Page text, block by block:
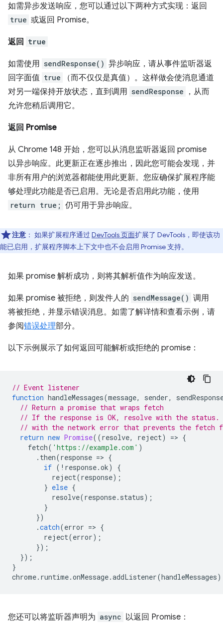
如需异步发送响应，您可以通过以下两种方式实现：返回
true 或返回 Promise。
返回 true
如需使用 sendResponse() 异步响应，请从事件监听器返
回字面值 true
（而不仅仅是真值）。这样做会使消息通道
对另一端保持开放状态，直到调用 sendResponse
，从而
允许您稍后调用它。
返回 Promise
从 Chrome 148 开始，您可以从消息监听器返回 promise
以异步响应。此更新正在逐步推出，因此您可能会发现，并
非所有用户的浏览器都能使用此更新。您应确保扩展程序能
够处理此功能是否已启用。无论是否启用此功能，使用
return true; 仍可用于异步响应。
注意 ： 如果扩展程序通过 DevTools 页面扩展了 DevTools，即使该功
能已启用，扩展程序脚本上下文中也不会启用 Promise 支持。
如果 promise 解析成功，则将其解析值作为响应发送。
如果 promise 被拒绝，则发件人的 sendMessage() 调用
将被拒绝，并显示错误消息。如需了解详情和查看示例，请
参阅错误处理部分。
以下示例展示了如何返回可能解析或拒绝的 promise：
// Event listener
function handleMessages(message, sender,
// Return a promise that wraps fetch
// If the response is OK, resolve with the
// with the network error that prevents the fetch
return new Promise((resolve, reject) => {
fetch( 'https://example.com' )
. then(response => {
if ( ! response.ok)
{
reject(response);
} else {
resolve(response. status);
}
})
.catch(error => {
reject(error);
});
});
}
chrome. runtime.onMessage.addListener(handleMessages
您还可以将监听器声明为 async 以返回 Promise：